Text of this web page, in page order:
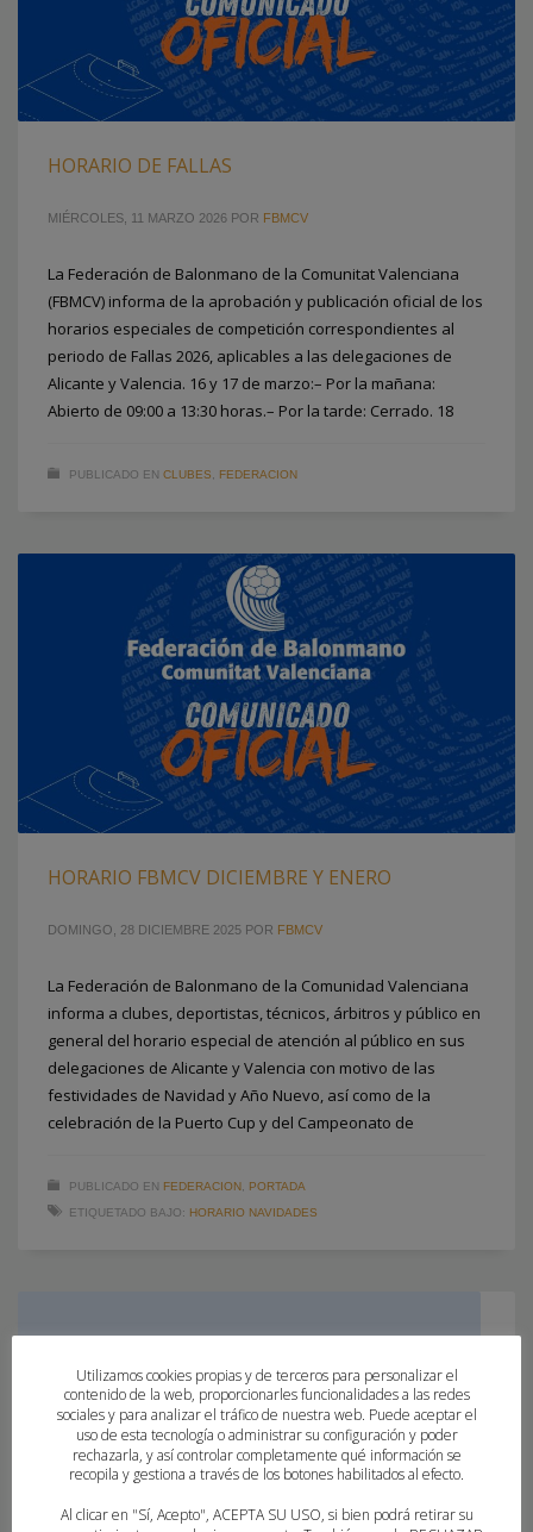
HORARIO DE FALLAS
MIÉRCOLES, 11 MARZO 2026 POR FBMCV
La Federación de Balonmano de la Comunitat Valenciana
(FBMCV) informa de la aprobación y publicación oficial de los
horarios especiales de competición correspondientes al
periodo de Fallas 2026, aplicables a las delegaciones de
Alicante y Valencia. 16 y 17 de marzo:– Por la mañana:
Abierto de 09:00 a 13:30 horas.– Por la tarde: Cerrado. 18
PUBLICADO EN CLUBES FEDERACION
HORARIO FBMCV DICIEMBRE Y ENERO
DOMINGO, 28 DICIEMBRE 2025 POR FBMCV
La Federación de Balonmano de la Comunidad Valenciana
informa a clubes, deportistas, técnicos, árbitros y público en
general del horario especial de atención al público en sus
delegaciones de Alicante y Valencia con motivo de las
festividades de Navidad y Año Nuevo, así como de la
celebración de la Puerto Cup y del Campeonato de
PUBLICADO EN FEDERACION
PORTADA
ETIQUETADO BAJO: HORARIO NAVIDADES
AYUDAS URGENTES PARA ENTIDADES
DEPORTIVAS AFECTADAS POR LA DANA
Utilizamos cookies propias y de terceros para personalizar el
contenido de la web, proporcionarles funcionalidades a las redes
sociales y para analizar el tráfico de nuestra web. Puede aceptar el
uso de esta tecnología o administrar su configuración y poder
rechazarla, y así controlar completamente qué información se
recopila y gestiona a través de los botones habilitados al efecto.
Al clicar en "Sí, Acepto", ACEPTA SU USO, si bien podrá retirar su